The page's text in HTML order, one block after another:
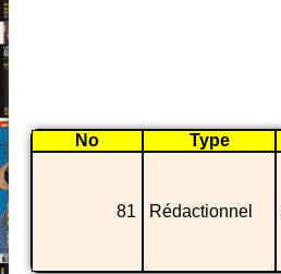
No Type
81 Rédactionnel